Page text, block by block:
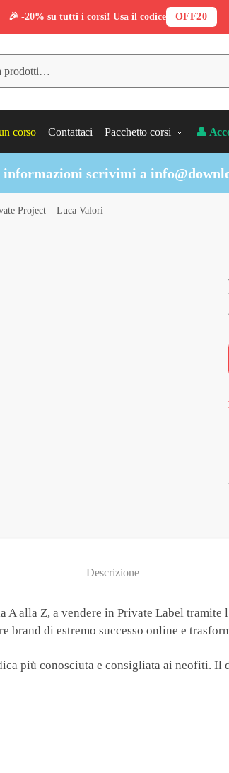
corso Contattaci Pacchetto corsi 👤
informazioni scrivimi a
Project – Luca Valori
Descrizione
alla Z, a vendere in Private Label
brand di estremo successo online e
più conosciuta e consigliata ai neofiti. Il
🎉 -20% su tutti i corsi! Usa il codice OFF20